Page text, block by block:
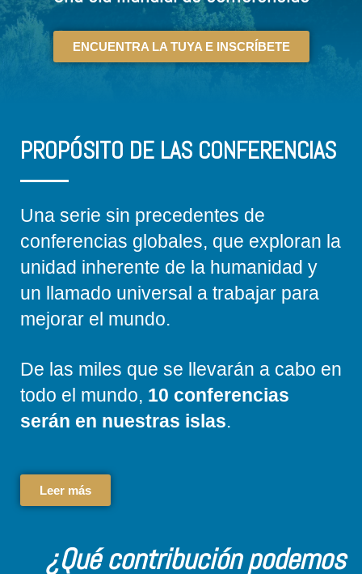
ENCUENTRA LA TUYA E INSCRÍBETE
¿Qué contribución podemos
PROPÓSITO DE LAS CONFERENCIAS
Una serie sin precedentes de
conferencias globales, que exploran la
unidad inherente de la humanidad y
un llamado universal a trabajar para
mejorar el mundo.
De las miles que se llevarán a cabo en
todo el mundo, 10 conferencias
serán en nuestras islas.
Leer más